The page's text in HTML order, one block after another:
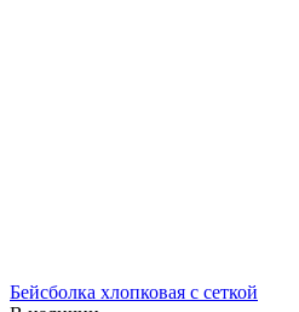
Бейсболка хлопковая с сеткой